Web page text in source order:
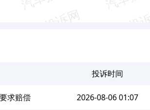
投诉时间
求赔偿 2026-08-06 01:07